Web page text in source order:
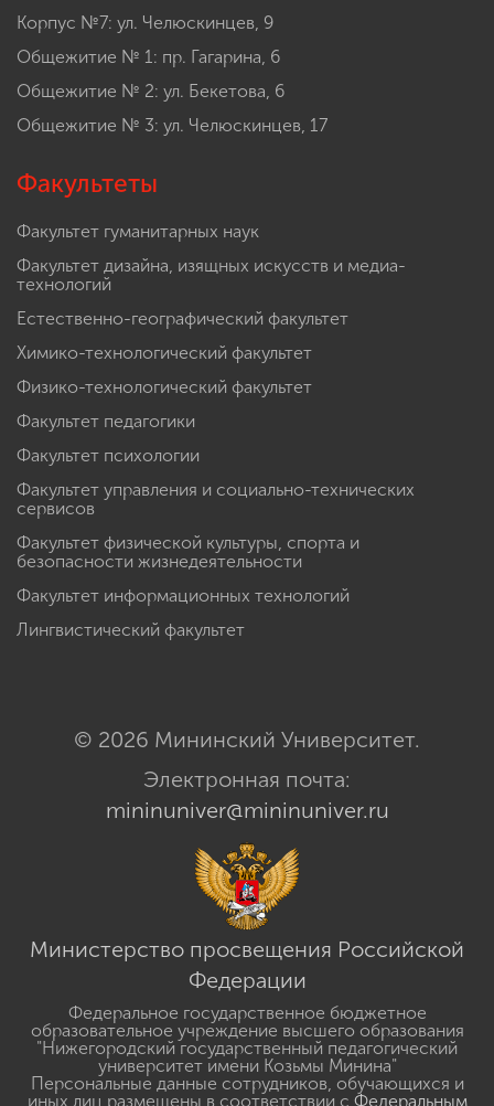
Корпус №7: ул. Челюскинцев, 9
Общежитие № 1: пр. Гагарина, 6
Общежитие № 2: ул. Бекетова, 6
Общежитие № 3: ул. Челюскинцев, 17
Факультеты
Факультет гуманитарных наук
Факультет дизайна, изящных искусств и медиа-
технологий
Естественно-географический факультет
Химико-технологический факультет
Физико-технологический факультет
Факультет педагогики
Факультет психологии
Факультет управления и социально-технических
сервисов
Факультет физической культуры, спорта и
безопасности жизнедеятельности
Факультет информационных технологий
Лингвистический факультет
© 2026 Мининский Университет.
Электронная почта:
mininuniver@mininuniver.ru
Министерство просвещения Российской
Федерации
Федеральное государственное бюджетное
образовательное учреждение высшего образования
"Нижегородский государственный педагогический
университет имени Козьмы Минина"
Персональные данные сотрудников, обучающихся и
иных лиц размещены в соответствии с Федеральным